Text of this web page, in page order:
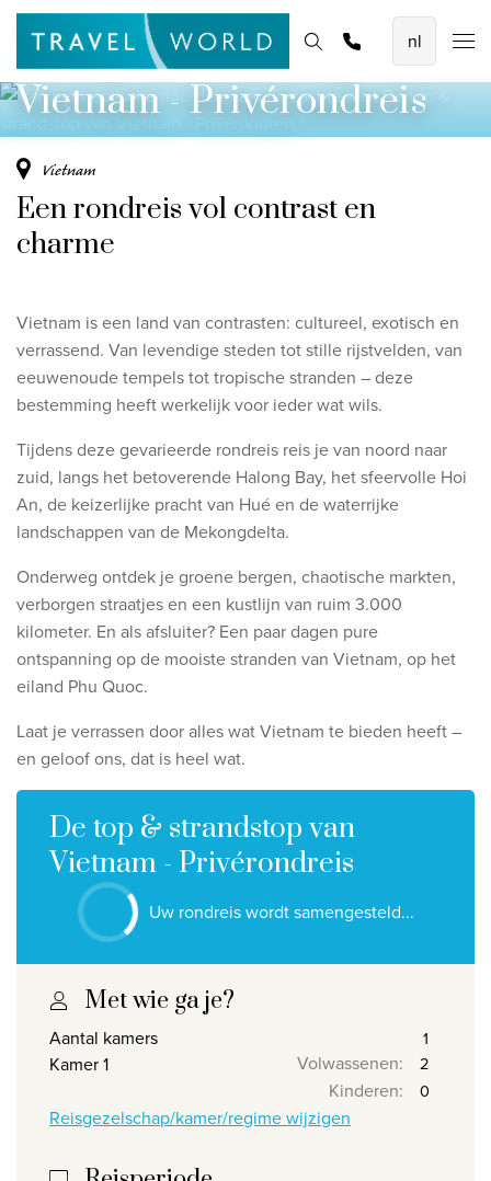
De mooiste vliegvakanties
Baoase Luxury Resort Curaçao
Lux* Grand Baie Resort Mauritius
Bekijk alle vliegvakanties
8-daagse Emiraten Ontdekkingsreis
Fly & Drive - Kleuren van Yucatan
Ontdekking Sri Lanka
Bekijk alle rondreizen
Ontdek onze thema's
Huwelijksreis
Adults only
Luxury
Bekijk alle thema's
De beste aanbiedingen
Dhigali Resort Maldives
SALT of Palmar Mauritius
Bekijk alle promoties
Over Travelworld
Wie zijn wij
Waarom Travelworld
Contacteer ons
Homepage Bestemmingen Thema's Promoties
Offerte aanvragen
kust
De top & strandstop van
Vietnam - Privérondreis
Vietnam
Een rondreis vol contrast en
charme
Vietnam is een land van contrasten: cultureel, exotisch en
verrassend. Van levendige steden tot stille rijstvelden, van
eeuwenoude tempels tot tropische stranden – deze
bestemming heeft werkelijk voor ieder wat wils.
Tijdens deze gevarieerde rondreis reis je van noord naar
zuid, langs het betoverende Halong Bay, het sfeervolle Hoi
An, de keizerlijke pracht van Hué en de waterrijke
landschappen van de Mekongdelta.
Onderweg ontdek je groene bergen, chaotische markten,
verborgen straatjes en een kustlijn van ruim 3.000
kilometer. En als afsluiter? Een paar dagen pure
ontspanning op de mooiste stranden van Vietnam, op het
eiland Phu Quoc.
Laat je verrassen door alles wat Vietnam te bieden heeft –
en geloof ons, dat is heel wat.
De top & strandstop van
Vietnam - Privérondreis
Uw rondreis wordt samengesteld...
Met wie ga je?
Aantal kamers
Kamer 1
Volwassenen:
Kinderen:
Reisgezelschap/kamer/regime wijzigen